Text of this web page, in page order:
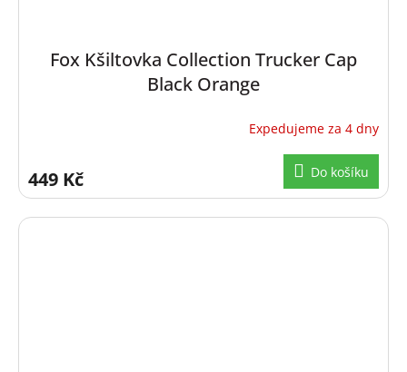
Fox Kšiltovka Collection Trucker Cap
Black Orange
Expedujeme za 4 dny
449 Kč Do košíku